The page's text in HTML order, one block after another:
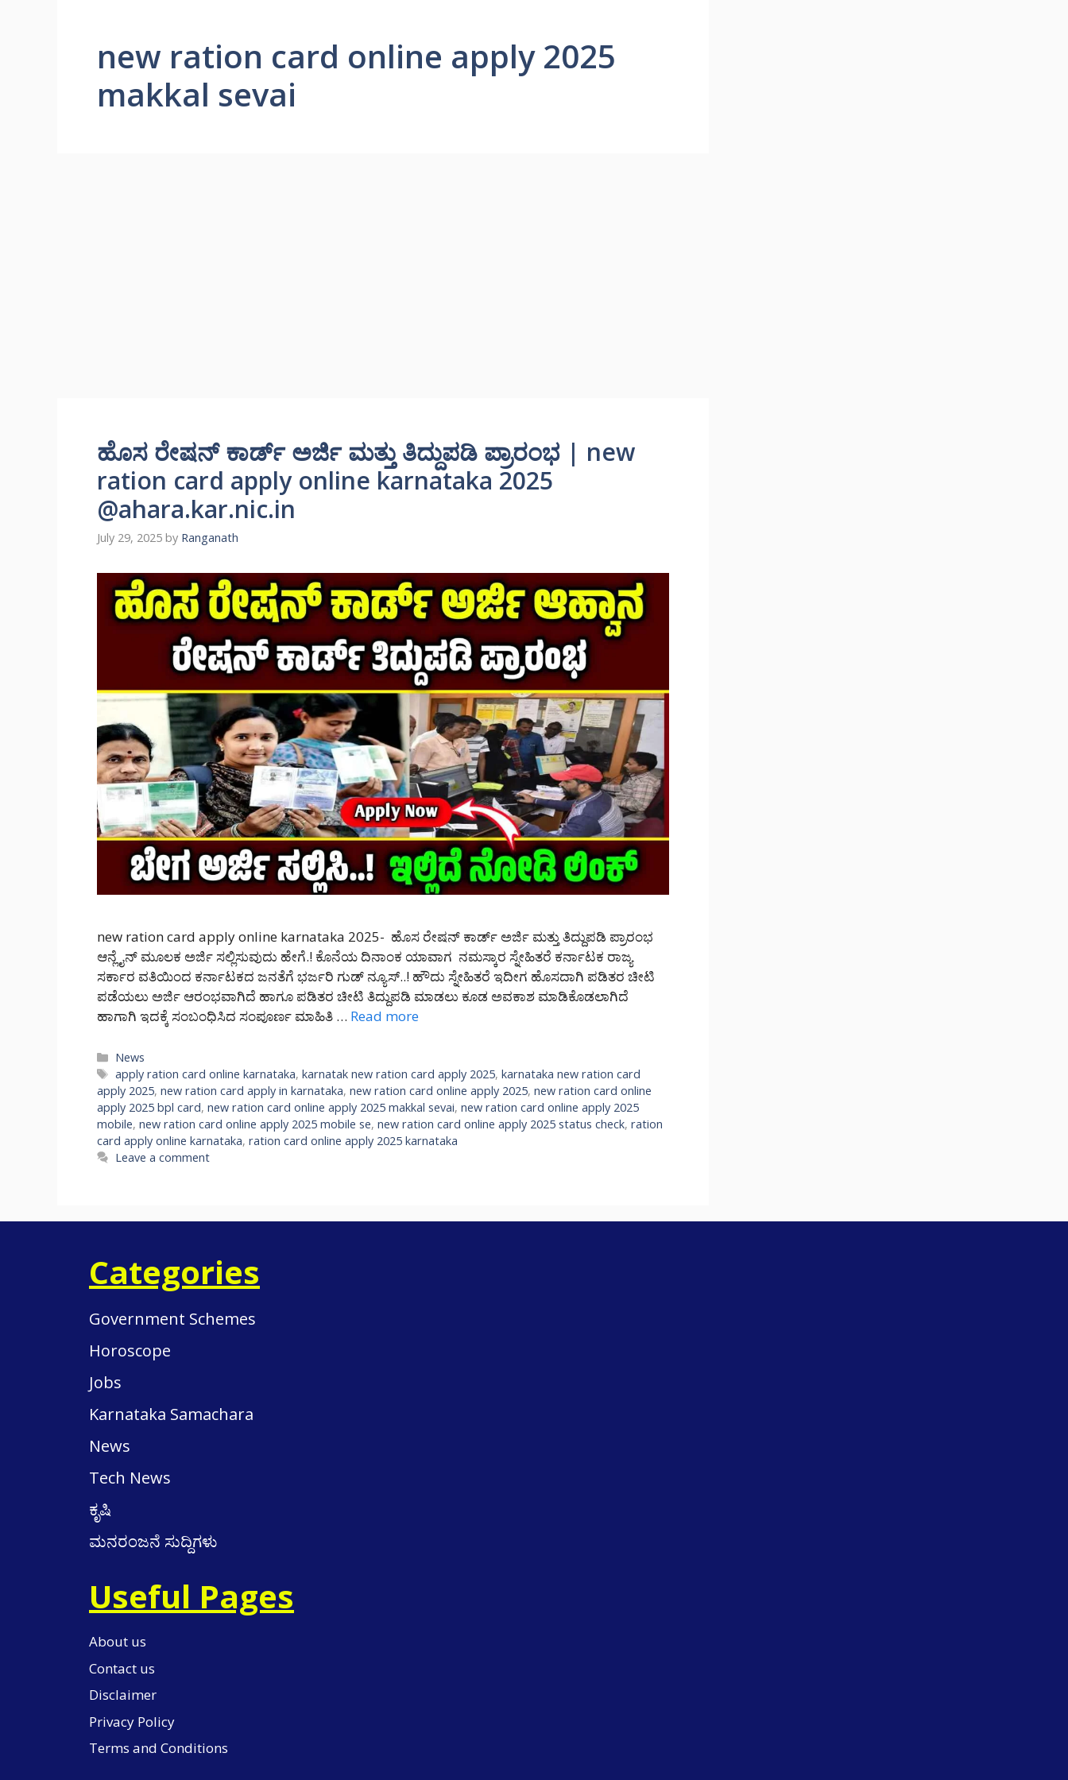
new ration card online apply 2025
makkal sevai
ಹೊಸ ರೇಷನ್ ಕಾರ್ಡ್ ಅರ್ಜಿ ಮತ್ತು ತಿದ್ದುಪಡಿ ಪ್ರಾರಂಭ | new
ration card apply online karnataka 2025
@ahara.kar.nic.in
July 29, 2025 by Ranganath
new ration card apply online karnataka 2025- ಹೊಸ ರೇಷನ್ ಕಾರ್ಡ್ ಅರ್ಜಿ ಮತ್ತು ತಿದ್ದುಪಡಿ ಪ್ರಾರಂಭ
ಆನ್ಲೈನ್ ಮೂಲಕ ಅರ್ಜಿ ಸಲ್ಲಿಸುವುದು ಹೇಗೆ.! ಕೊನೆಯ ದಿನಾಂಕ ಯಾವಾಗ ನಮಸ್ಕಾರ ಸ್ನೇಹಿತರೆ ಕರ್ನಾಟಕ ರಾಜ್ಯ
ಸರ್ಕಾರ ವತಿಯಿಂದ ಕರ್ನಾಟಕದ ಜನತೆಗೆ ಭರ್ಜರಿ ಗುಡ್ ನ್ಯೂಸ್..! ಹೌದು ಸ್ನೇಹಿತರೆ ಇದೀಗ ಹೊಸದಾಗಿ ಪಡಿತರ ಚೀಟಿ
ಪಡೆಯಲು ಅರ್ಜಿ ಆರಂಭವಾಗಿದೆ ಹಾಗೂ ಪಡಿತರ ಚೀಟಿ ತಿದ್ದುಪಡಿ ಮಾಡಲು ಕೂಡ ಅವಕಾಶ ಮಾಡಿಕೊಡಲಾಗಿದೆ
ಹಾಗಾಗಿ ಇದಕ್ಕೆ ಸಂಬಂಧಿಸಿದ ಸಂಪೂರ್ಣ ಮಾಹಿತಿ … Read more
Categories
News
Tags
apply ration card online karnataka,karnatak new ration card apply 2025,karnataka new ration card
apply 2025, new ration card apply in karnataka, new ration card online apply 2025, new ration card online
apply 2025 bpl card, new ration card online apply 2025 makkal sevai, new ration card online apply 2025
mobile, new ration card online apply 2025 mobile se, new ration card online apply 2025 status check, ration
card apply online karnataka, ration card online apply 2025 karnataka
Leave a comment
Categories
Government Schemes
Horoscope
Jobs
Karnataka Samachara
News
Tech News
ಕೃಷಿ
ಮನರಂಜನೆ ಸುದ್ದಿಗಳು
Useful Pages
About us
Contact us
Disclaimer
Privacy Policy
Terms and Conditions